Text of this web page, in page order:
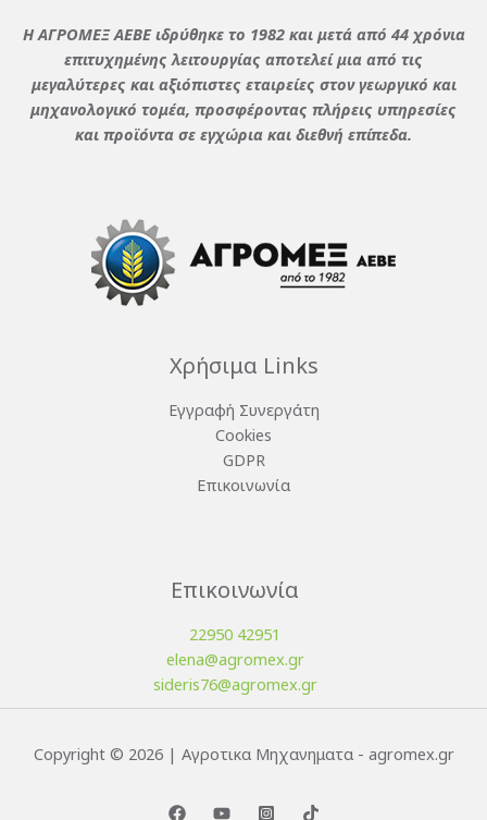
Η ΑΓΡΟΜΕΞ ΑΕΒΕ ιδρύθηκε το 1982 και μετά από 44 χρόνια
επιτυχημένης λειτουργίας αποτελεί μια από τις
μεγαλύτερες και αξιόπιστες εταιρείες στον γεωργικό και
μηχανολογικό τομέα, προσφέροντας πλήρεις υπηρεσίες
και προϊόντα σε εγχώρια και διεθνή επίπεδα.
Χρήσιμα Links
Εγγραφή Συνεργάτη
Cookies
GDPR
Επικοινωνία
Επικοινωνία
22950 42951
elena@agromex.gr
sideris76@agromex.gr
Copyright © 2026 | Αγροτικα Μηχανηματα - agromex.gr